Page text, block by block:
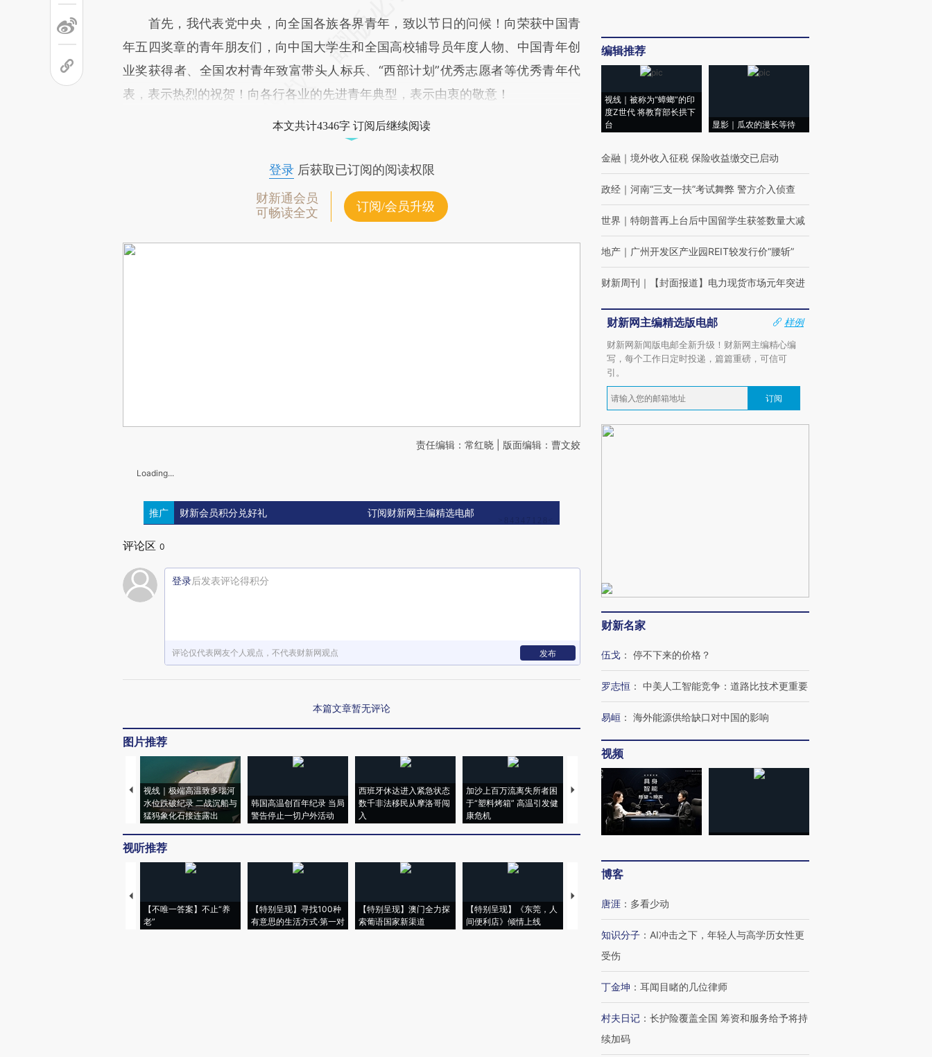
首先，我代表党中央，向全国各族各界青年，致以节日的问候！向荣获中国青
年五四奖章的青年朋友们，向中国大学生和全国高校辅导员年度人物、中国青年创
业奖获得者、全国农村青年致富带头人标兵、“西部计划”优秀志愿者等优秀青年代
表，表示热烈的祝贺！向各行各业的先进青年典型，表示由衷的敬意！
本文共计4346字 订阅后继续阅读
登录后获取已订阅的阅读权限
财新通会员
可畅读全文
订阅/会员升级
责任编辑：常红晓 | 版面编辑：曹文姣
Loading...
推广 财新会员积分兑好礼 订阅财新网主编精选电邮
评论区 0
登录后发表评论得积分
评论仅代表网友个人观点，不代表财新网观点 发布
本篇文章暂无评论
图片推荐
视线｜极端高温致多瑙河
水位跌破纪录 二战沉船与
猛犸象化石接连露出
韩国高温创百年纪录 当局
警告停止一切户外活动
西班牙休达进入紧急状态
数千非法移民从摩洛哥闯
入
加沙上百万流离失所者困
于“塑料烤箱” 高温引发健
康危机
马航飞行员跨国走私7万
粒摇头丸 尿检体内含3种
泽连斯基密集出访美英 索
要防空导弹“救急”
视听推荐
【不唯一答案】不止“养
老”
【特别呈现】寻找100种
有意思的生活方式·第一对
【特别呈现】澳门全力探
索葡语国家新渠道
【特别呈现】《东莞，人
间便利店》倾情上线
【推广】走进第四届链博
会，让数智科技“链”接产
有意思的生活方式·第三对
住三大增长引擎是什么？
编辑推荐
视线｜被称为“蟑螂”的印
度Z世代 将教育部长拱下
台
显影｜瓜农的漫长等待
金融 ｜ 境外收入征税 保险收益缴交已启动
政经 ｜ 河南“三支一扶”考试舞弊 警方介入侦查
世界 ｜ 特朗普再上台后中国留学生获签数量大减
地产 ｜ 广州开发区产业园REIT较发行价“腰斩”
财新周刊 ｜ 【封面报道】电力现货市场元年突进
财新网主编精选版电邮
样例
财新网新闻版电邮全新升级！财新网主编精心编
写，每个工作日定时投递，篇篇重磅，可信可
引。
订阅
财新名家
伍戈 ： 停不下来的价格？
罗志恒 ： 中美人工智能竞争：道路比技术更重要
易峘 ： 海外能源供给缺口对中国的影响
视频
博客
唐涯 ： 多看少动
知识分子 ： AI冲击之下，年轻人与高学历女性更
受伤
丁金坤 ： 耳闻目睹的几位律师
村夫日记 ： 长护险覆盖全国 筹资和服务给予将持
续加码